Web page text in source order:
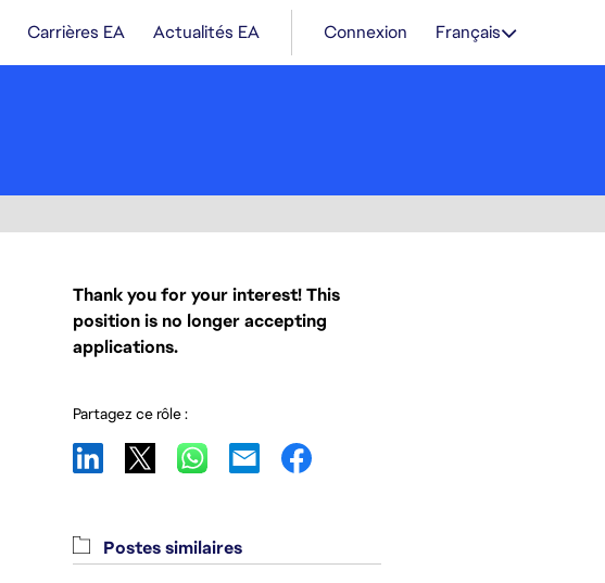
Carrières EA Actualités EA Connexion Français
Thank you for your interest! This
position is no longer accepting
applications.
Partagez ce rôle :
Postes similaires